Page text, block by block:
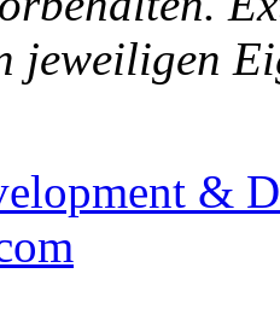
jeweiligen
&